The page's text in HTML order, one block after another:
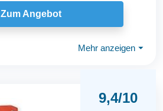
Zum Angebot
Mehr anzeigen ⏷
9,4/10